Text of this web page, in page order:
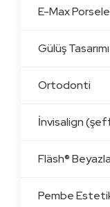
E-Max
Gülüş Tasarımı
Ortodonti
İnvisalign
Fläsh®
Pembe